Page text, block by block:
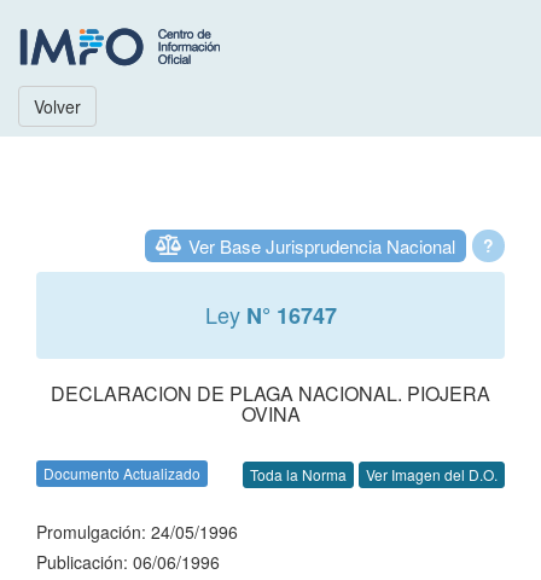
Volver
?
Ver Base Jurisprudencia Nacional
Ley N° 16747
DECLARACION DE PLAGA NACIONAL. PIOJERA
OVINA
Documento Actualizado Toda la Norma Ver Imagen del D.O.
Promulgación: 24/05/1996
Publicación: 06/06/1996